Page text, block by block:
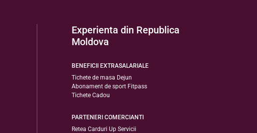
Experienta din Republica
Moldova
BENEFICII EXTRASALARIALE
Tichete de masa Dejun
Abonament de sport Fitpass
Tichete Cadou
PARTENERI COMERCIANTI
Retea Carduri Up Servicii